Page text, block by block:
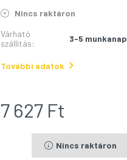
Nincs raktáron
Várható
szállítás: 3-5 munkanap
További adatok
7 627 Ft
Nincs raktáron